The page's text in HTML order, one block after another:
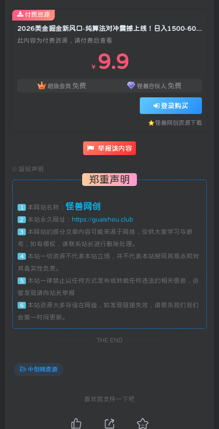
2026美金掘金新风口-纯算法对冲震撼上线！日入1500-6000+，长久合规稳健，轻松摆脱死工资，…
此内容为付费资源，请付费后查看
￥ 9.9
超级会员 免费 怪兽合伙人 免费
登录购买
怪兽网创资源下载
付费资源
举报该内容
© 版权声明
郑重声明
1 本网站名称： 怪兽网创
2 本站永久网址： https://guaishou.club
3
本网站的部分文章内容可能来源于网络，仅供大家学习与参
考，如有侵权，请联系站长进行删除处理。
4
本站一切资源不代表本站立场，并不代表本站赞同其观点和对
其真实性负责。
5
本站一律禁止以任何方式发布或转载任何违法的相关信息，访
客发现请向站长举报
6
本站资源大多存储在网盘，如发现链接失效，请联系我们我们
会第一时间更新。
THE END
中创网资源
喜欢就支持一下吧